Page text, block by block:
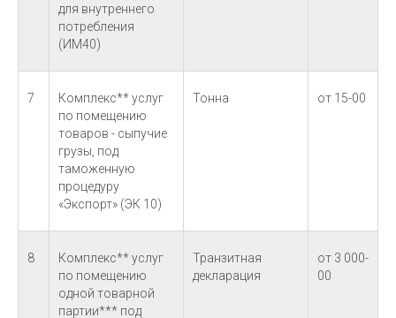
для внутреннего
потребления
(ИМ40)
7
Комплекс** услуг
по помещению
товаров - сыпучие
грузы, под
таможенную
процедуру
«Экспорт» (ЭК 10)
Тонна от 15-00
8
Комплекс** услуг
по помещению
одной товарной
партии*** под
Транзитная
декларация
от 3 000-
00